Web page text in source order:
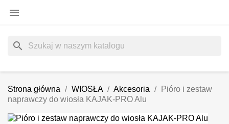

search
Strona główna WIOSŁA Akcesoria
Pióro i zestaw
naprawczy do wiosła KAJAK-PRO Alu